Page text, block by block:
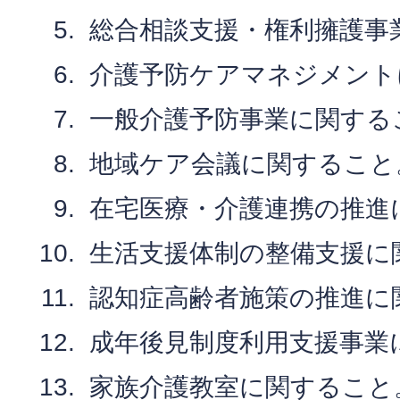
総合相談支援・権利擁護
介護予防ケアマネジメン
一般介護予防事業に関する
地域ケア会議に関するこ
在宅医療・介護連携の推
生活支援体制の整備支援
認知症高齢者施策の推進
成年後見制度利用支援事
家族介護教室に関すること